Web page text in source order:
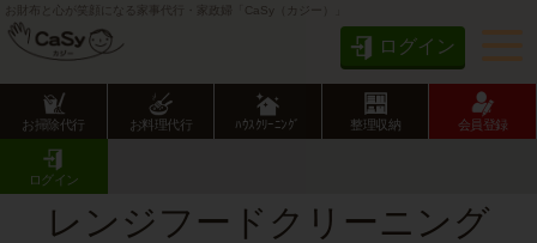
お財布と心が笑顔になる家事代行・家政婦「CaSy（カジー）」
ログイン
お掃除代行 お料理代行 ﾊｳｽｸﾘｰﾆﾝｸﾞ 整理収納 会員登録
ログイン
CaSy TOP
レンジフードクリーニング